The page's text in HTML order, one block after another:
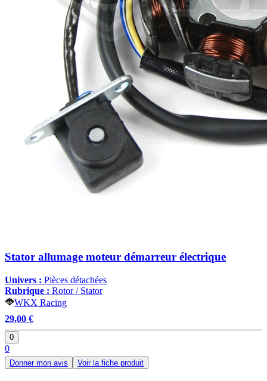
Stator allumage moteur démarreur électrique
Univers : Pièces détachées
Rubrique : Rotor / Stator
WKX Racing
29,00 €
0
0
Donner mon avis Voir la fiche produit